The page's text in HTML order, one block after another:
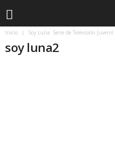
Inicio Soy Luna: Serie de Televisión
soy luna2